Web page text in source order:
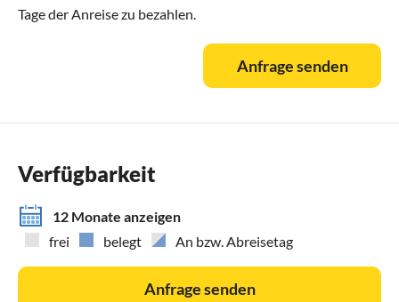
Tage der Anreise zu bezahlen.
Anfrage senden
Verfügbarkeit
12 Monate anzeigen
frei
belegt An bzw. Abreisetag
Anfrage senden